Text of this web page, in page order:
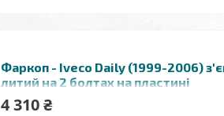
Фаркоп - Iveco Daily (1999-2006)
литий на 2 болтах на пластині
4 310 ₴